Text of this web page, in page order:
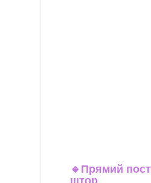
🔹 Прямий